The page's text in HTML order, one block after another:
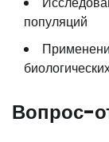
популяций
Вопрос-